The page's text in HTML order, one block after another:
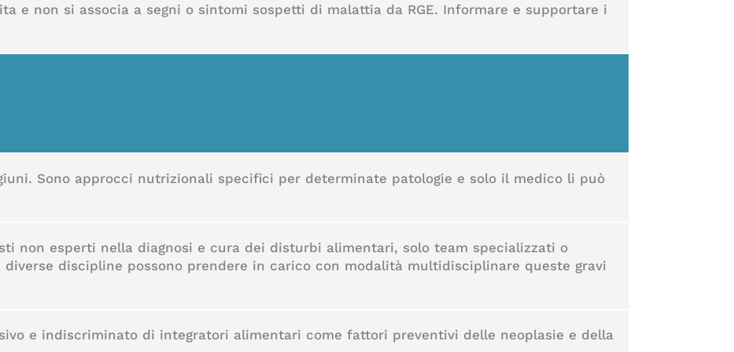
e non si associa a segni o sintomi sospetti di malattia da RGE. Informare e supportare i
Sono approcci nutrizionali specifici per determinate patologie e solo il medico li può
non esperti nella diagnosi e cura dei disturbi alimentari, solo team specializzati o
discipline possono prendere in carico con modalità multidisciplinare queste gravi
e indiscriminato di integratori alimentari come fattori preventivi delle neoplasie e della